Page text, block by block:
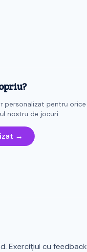
personalizat pentru orice
nostru de jocuri.
→
Exercițiul cu feedback